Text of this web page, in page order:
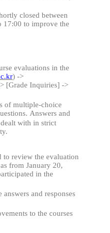
closed between
17:00 to improve the
evaluations in the
) ->
[Grade Inquiries] ->
of multiple-choice
Answers and
with in strict
to review the evaluation
from January 20,
in the
answers and responses
to the courses